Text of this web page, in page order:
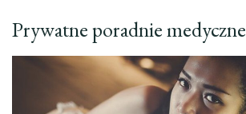
Prywatne poradnie medyczne